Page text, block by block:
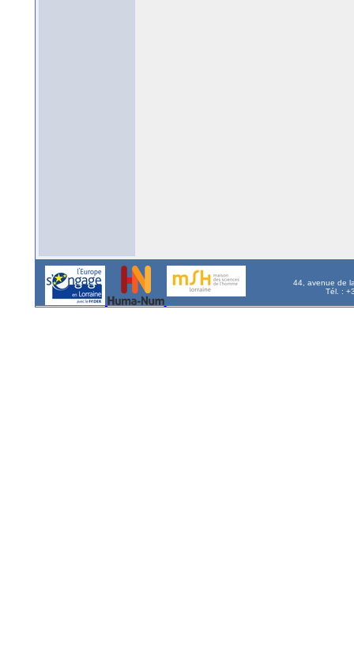
44, avenue de
Tél. :